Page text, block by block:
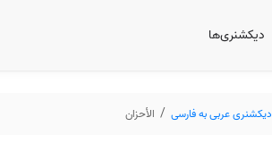
دیکشنری‌ها
دیکشنری عربی به فارسی الأحزان